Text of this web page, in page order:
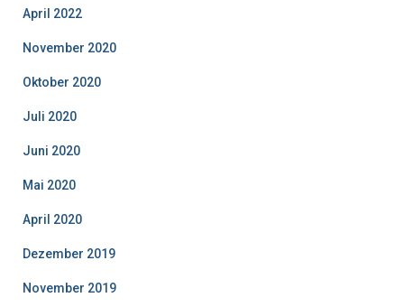
April 2022
November 2020
Oktober 2020
Juli 2020
Juni 2020
Mai 2020
April 2020
Dezember 2019
November 2019